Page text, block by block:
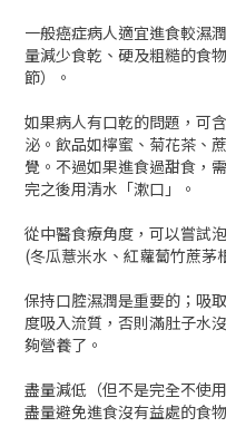
一般癌症病人適宜進食較濕
量減少食乾、硬及粗糙的食
節）。
如果病人有口乾的問題，可
泌。飲品如檸蜜、菊花茶、
覺。不過如果進食過甜食，
完之後用清水「漱口」。
從中醫食療角度，可以嘗試
(冬瓜薏米水、紅蘿蔔竹蔗茅
保持口腔濕潤是重要的；吸
度吸入流質，否則滿肚子水
夠營養了。
盡量減低（但不是完全不使
盡量避免進食沒有益處的食